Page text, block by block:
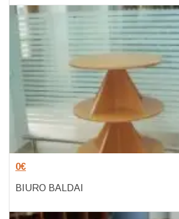
0€
BIURO BALDAI